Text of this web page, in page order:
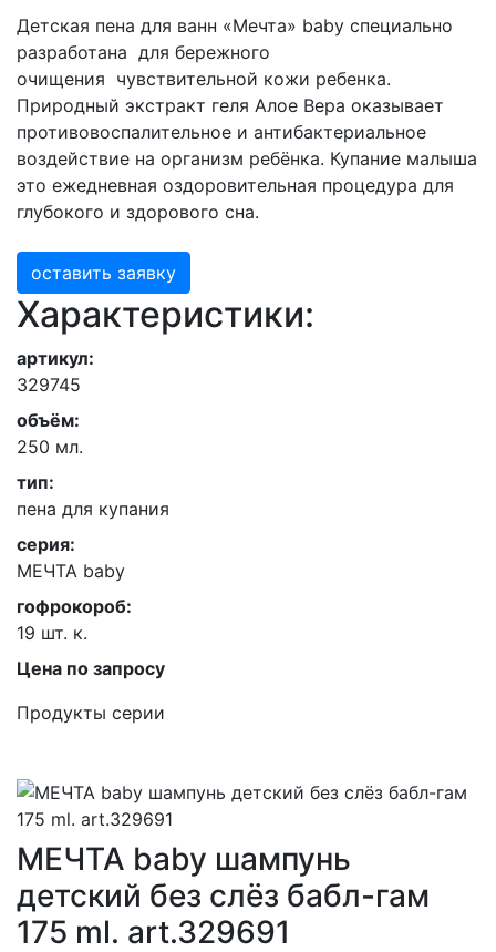
Детская пена для ванн «Мечта» baby специально
разработана для бережного
очищения чувствительной кожи ребенка.
Природный экстракт геля Алое Вера оказывает
противовоспалительное и антибактериальное
воздействие на организм ребёнка. Купание малыша
это ежедневная оздоровительная процедура для
глубокого и здорового сна.
оставить заявку
Характеристики:
артикул:
329745
объём:
250 мл.
тип:
пена для купания
серия:
МЕЧТА baby
гофрокороб:
19 шт. к.
Цена по запросу
Продукты серии
МЕЧТА baby шампунь
детский без слёз бабл-гам
175 ml. art.329691